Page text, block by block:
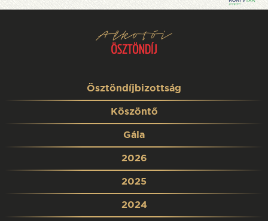
Ösztöndíjbizottság
Köszöntő
Gála
2026
2025
2024